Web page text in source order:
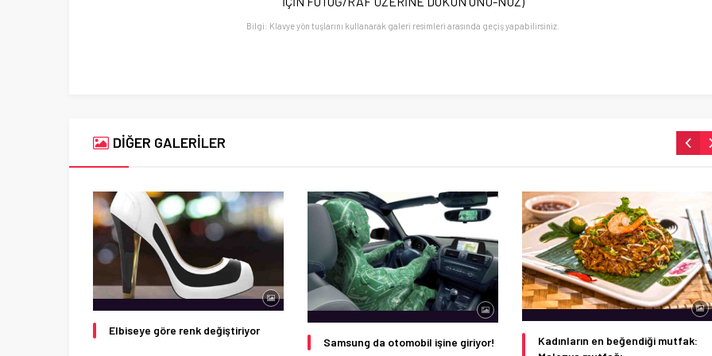
Bilgi: Klavye yön tuşlarını kullanarak galeri resimleri arasında geçiş yapabilirsiniz.
DİĞER GALERİLER
Elbiseye göre renk değiştiriyor
Samsung da otomobil işine giriyor!
Kadınların en beğendiği mutfak: